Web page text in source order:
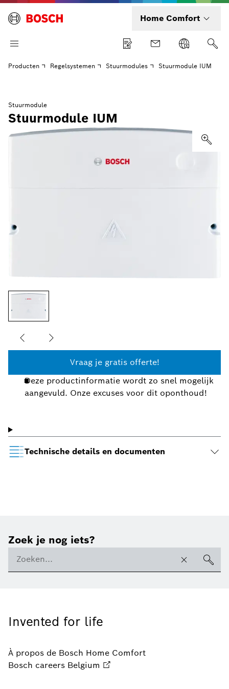
Home Comfort
Producten Regelsystemen Stuurmodules Stuurmodule IUM
Stuurmodule
Stuurmodule IUM
Vraag je gratis offerte!
Deze productinformatie wordt zo snel mogelijk
aangevuld. Onze excuses voor dit oponthoud!
Technische details en documenten
Zoek je nog iets?
Invented for life
À propos de Bosch Home Comfort
Bosch careers Belgium